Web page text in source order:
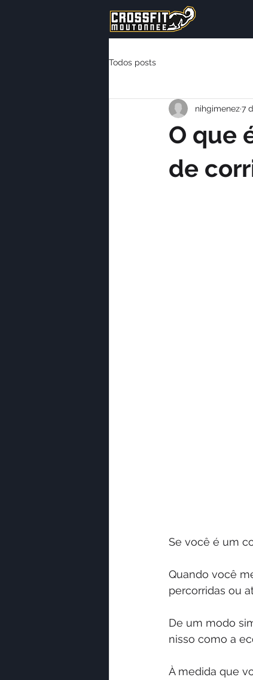
Todos posts
O que
de
nihgimenez7
Se você é um
Quando você
percorridas ou
De um modo
nisso como a
À medida que